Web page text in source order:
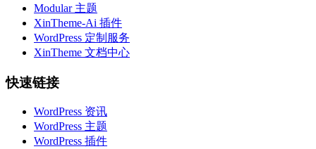
Modular 主题
XinTheme-Ai 插件
WordPress 定制服务
XinTheme 文档中心
快速链接
WordPress 资讯
WordPress 主题
WordPress 插件